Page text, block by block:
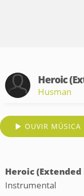
Heroic
Husman
OUVIR MÚSICA
Heroic
Instrumental